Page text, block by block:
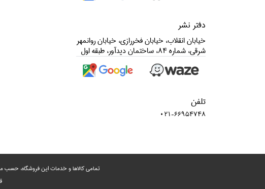
دفتر نشر
خيابان انقلاب، خيابان فخررازي، خيابان روانمهر
شرقي، شماره 84، ساختمان ديدآور، طبقه اول
تلفن
021-66954748
تمامی‌ کالاها و خدمات این فروشگاه، حسب